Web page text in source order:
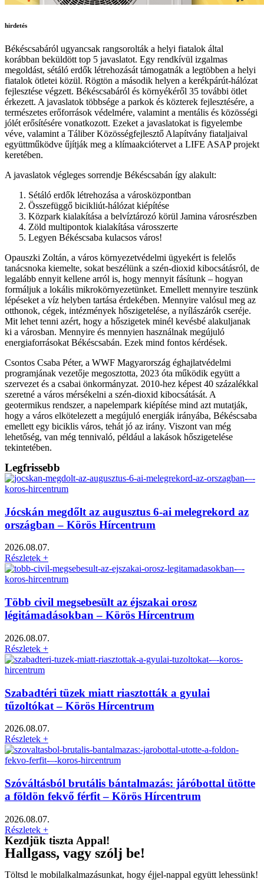
hirdetés
Békéscsabáról ugyancsak rangsorolták a helyi fiatalok által
korábban beküldött top 5 javaslatot. Egy rendkívül izgalmas
megoldást, sétáló erdők létrehozását támogatnák a legtöbben a helyi
fiatalok ötletei közül. Rögtön a második helyen a kerékpárút-hálózat
fejlesztése végzett. Békéscsabáról és környékéről 35 további ötlet
érkezett. A javaslatok többsége a parkok és közterek fejlesztésére, a
természetes erőforrások védelmére, valamint a mentális és közösségi
jólét erősítésére vonatkozott. Ezeket a javaslatokat is figyelembe
véve, valamint a Táliber Közösségfejlesztő Alapítvány fiataljaival
együttműködve űjítják meg a klímaakciótervet a LIFE ASAP projekt
keretében.
A javaslatok végleges sorrendje Békéscsabán így alakult:
Sétáló erdők létrehozása a városközpontban
Összefüggő bicikliút-hálózat kiépítése
Közpark kialakítása a belvíztározó körül Jamina városrészben
Zöld multipontok kialakítása városszerte
Legyen Békéscsaba kulacsos város!
Opauszki Zoltán, a város környezetvédelmi ügyekért is felelős
tanácsnoka kiemelte, sokat beszélünk a szén-dioxid kibocsátásról, de
legalább ennyit kellene arról is, hogy mennyit fásítunk – hogyan
formáljuk a lokális mikrokörnyezetünket. Emellett mennyire teszünk
lépéseket a víz helyben tartása érdekében. Mennyire valósul meg az
otthonok, cégek, intézmények hőszigetelése, a nyílászárók cseréje.
Mit lehet tenni azért, hogy a hőszigetek minél kevésbé alakuljanak
ki a városban. Mennyire és mennyien használnak megújuló
energiaforrásokat Békéscsabán. Ezek mind fontos kérdések.
Csontos Csaba Péter, a WWF Magyarország éghajlatvédelmi
programjának vezetője megosztotta, 2023 óta működik együtt a
szervezet és a csabai önkormányzat. 2010-hez képest 40 százalékkal
szeretné a város mérsékelni a szén-dioxid kibocsátását. A
geotermikus rendszer, a napelempark kiépítése mind azt mutatják,
hogy a város elkötelezett a megújuló energiák irányába, Békéscsaba
emellett egy biciklis város, tehát jó az irány. Viszont van még
lehetőség, van még tennivaló, például a lakások hőszigetelése
tekintetében.
Legfrissebb
Jócskán megdőlt az augusztus 6-ai melegrekord az
országban – Körös Hírcentrum
2026.08.07.
Részletek +
Több civil megsebesült az éjszakai orosz
légitámadásokban – Körös Hírcentrum
2026.08.07.
Részletek +
Szabadtéri tüzek miatt riasztották a gyulai
tűzoltókat – Körös Hírcentrum
2026.08.07.
Részletek +
Szóváltásból brutális bántalmazás: járóbottal ütötte
a földön fekvő férfit – Körös Hírcentrum
2026.08.07.
Részletek +
Kezdjük tiszta Appal!
Hallgass, vagy szólj be!
Töltsd le mobilalkalmazásunkat, hogy éjjel-nappal együtt lehessünk!